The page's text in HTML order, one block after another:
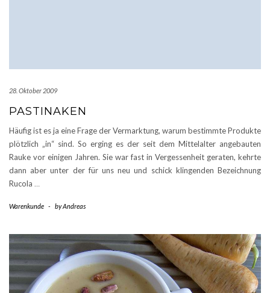
28. Oktober 2009
PASTINAKEN
Häufig ist es ja eine Frage der Vermarktung, warum bestimmte Produkte
plötzlich „in“ sind. So erging es der seit dem Mittelalter angebauten
Rauke vor einigen Jahren. Sie war fast in Vergessenheit geraten, kehrte
dann aber unter der für uns neu und schick klingenden Bezeichnung
Rucola …
Warenkunde - byAndreas